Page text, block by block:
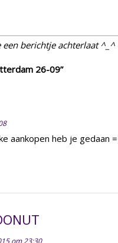
berichtje achterlaat ^_^
26-09”
aankopen heb je gedaan
om 23:30